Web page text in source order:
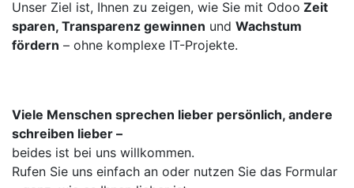
Unser Ziel ist, Ihnen zu zeigen, wie Sie mit Odoo Zeit
sparen, Transparenz gewinnen und Wachstum
fördern – ohne komplexe IT-Projekte.
Viele Menschen sprechen lieber persönlich, andere
schreiben lieber –
beides ist bei uns willkommen.
Rufen Sie uns einfach an oder nutzen Sie das Formular